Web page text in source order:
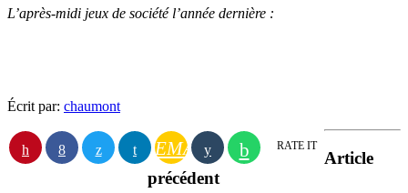
L’après-midi jeux de société l’année dernière :
Écrit par: chaumont
EMAIL RATE IT
Article
précédent